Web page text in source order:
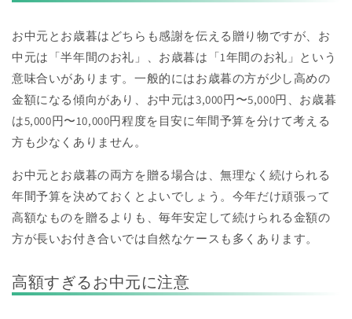
お中元とお歳暮はどちらも感謝を伝える贈り物ですが、お
中元は「半年間のお礼」、お歳暮は「1年間のお礼」という
意味合いがあります。一般的にはお歳暮の方が少し高めの
金額になる傾向があり、お中元は3,000円〜5,000円、お歳暮
は5,000円〜10,000円程度を目安に年間予算を分けて考える
方も少なくありません。
お中元とお歳暮の両方を贈る場合は、無理なく続けられる
年間予算を決めておくとよいでしょう。今年だけ頑張って
高額なものを贈るよりも、毎年安定して続けられる金額の
方が長いお付き合いでは自然なケースも多くあります。
高額すぎるお中元に注意